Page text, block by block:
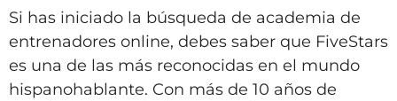
Si has iniciado la búsqueda de academia de
entrenadores online, debes saber que FiveStars
es una de las más reconocidas en el mundo
hispanohablante. Con más de 10 años de